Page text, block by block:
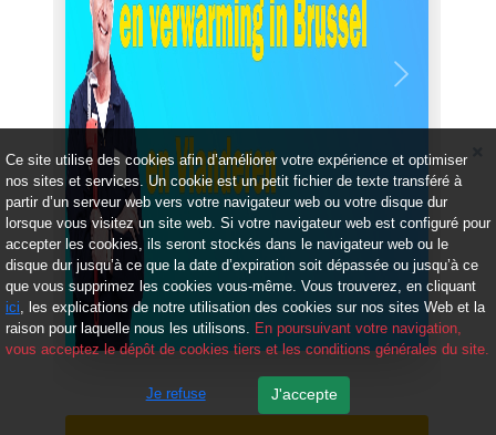
Précédent Suivant
Ce site utilise des cookies afin d’améliorer votre expérience et optimiser
nos sites et services. Un cookie est un petit fichier de texte transféré à
partir d’un serveur web vers votre navigateur web ou votre disque dur
lorsque vous visitez un site web. Si votre navigateur web est configuré pour
accepter les cookies, ils seront stockés dans le navigateur web ou le
disque dur jusqu’à ce que la date d’expiration soit dépassée ou jusqu’à ce
que vous supprimez les cookies vous-même. Vous trouverez, en cliquant
ici, les explications de notre utilisation des cookies sur nos sites Web et la
raison pour laquelle nous les utilisons. En poursuivant votre navigation,
vous acceptez le dépôt de cookies tiers et les conditions générales du site.
Je refuse J'accepte